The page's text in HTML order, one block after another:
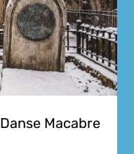
Macabre